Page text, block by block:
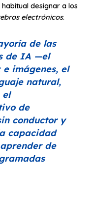
designar a los
electrónicos.
de las
de IA —el
imágenes, el
natural,
de
conductor y
capacidad
de